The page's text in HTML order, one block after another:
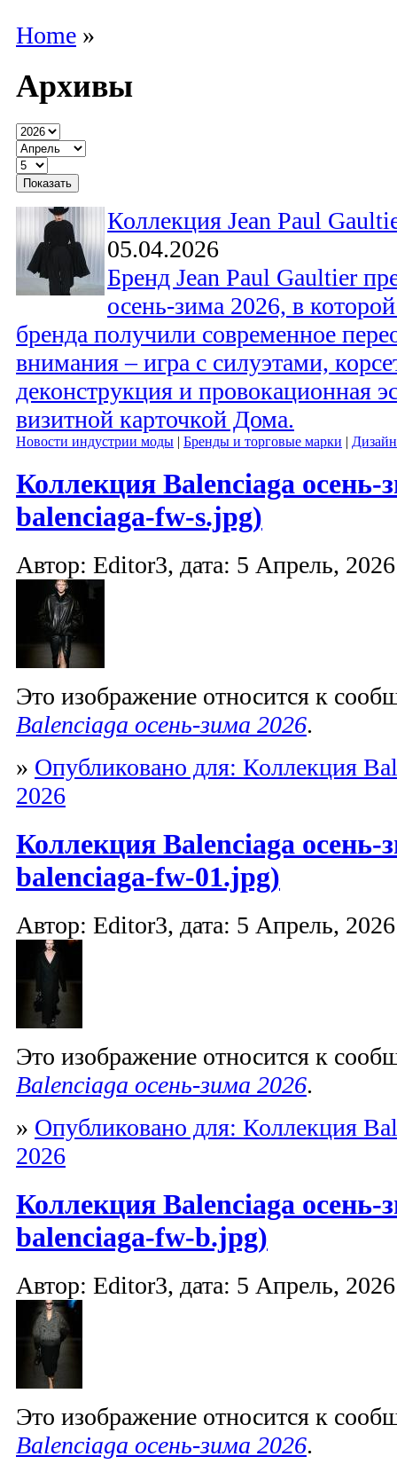
Home »
Архивы
Коллекция Jean Paul
05.04.2026
Бренд Jean Paul Gaultier
осень-зима 2026, в
бренда получили современное
внимания – игра с силуэтами,
деконструкция и провокационная
визитной карточкой Дома.
Новости индустрии моды | Бренды и торговые марки |
Коллекция Balenciaga осень-
balenciaga-fw-s.jpg)
Автор: Editor3, дата: 5 Апрель,
Это изображение относится к
Balenciaga осень-зима 2026.
» Опубликовано для: Коллекция
2026
Коллекция Balenciaga осень-
balenciaga-fw-01.jpg)
Автор: Editor3, дата: 5 Апрель,
Это изображение относится к
Balenciaga осень-зима 2026.
» Опубликовано для: Коллекция
2026
Коллекция Balenciaga осень-
balenciaga-fw-b.jpg)
Автор: Editor3, дата: 5 Апрель,
Это изображение относится к
Balenciaga осень-зима 2026.